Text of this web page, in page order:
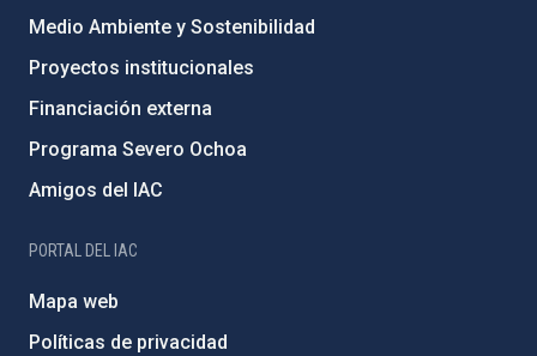
Medio Ambiente y Sostenibilidad
Proyectos institucionales
Financiación externa
Programa Severo Ochoa
Amigos del IAC
PORTAL DEL IAC
Mapa web
Políticas de privacidad